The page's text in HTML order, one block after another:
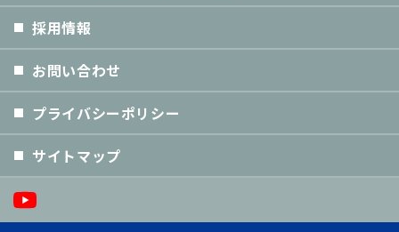
採用情報
お問い合わせ
プライバシーポリシー
サイトマップ